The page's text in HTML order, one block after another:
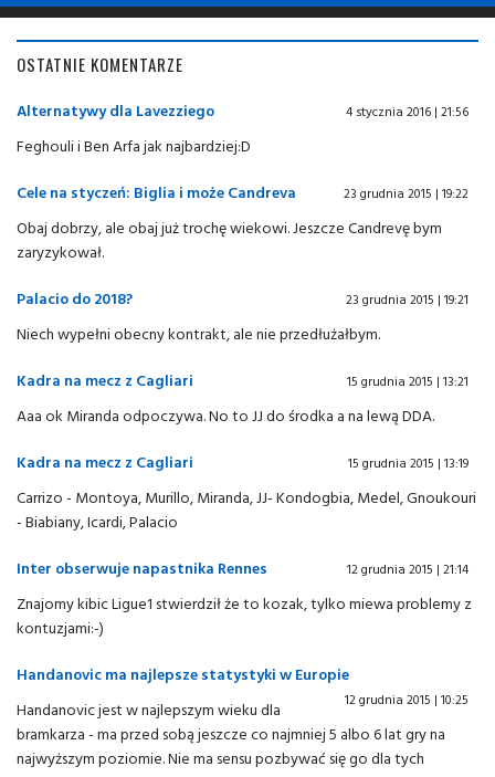
OSTATNIE KOMENTARZE
Alternatywy dla Lavezziego 4 stycznia 2016 | 21:56
Feghouli i Ben Arfa jak najbardziej:D
Cele na styczeń: Biglia i może Candreva
23 grudnia 2015 | 19:22
Obaj dobrzy, ale obaj już trochę wiekowi. Jeszcze Candrevę bym
zaryzykował.
Palacio do 2018?
23 grudnia 2015 | 19:21
Niech wypełni obecny kontrakt, ale nie przedłużałbym.
Kadra na mecz z Cagliari
15 grudnia 2015 | 13:21
Aaa ok Miranda odpoczywa. No to JJ do środka a na lewą DDA.
Kadra na mecz z Cagliari
15 grudnia 2015 | 13:19
Carrizo - Montoya, Murillo, Miranda, JJ- Kondogbia, Medel, Gnoukouri
- Biabiany, Icardi, Palacio
Inter obserwuje napastnika Rennes
12 grudnia 2015 | 21:14
Znajomy kibic Ligue1 stwierdził że to kozak, tylko miewa problemy z
kontuzjami:-)
Handanovic ma najlepsze statystyki w Europie
12 grudnia 2015 | 10:25
Handanovic jest w najlepszym wieku dla
bramkarza - ma przed sobą jeszcze co najmniej 5 albo 6 lat gry na
najwyższym poziomie. Nie ma sensu pozbywać się go dla tych